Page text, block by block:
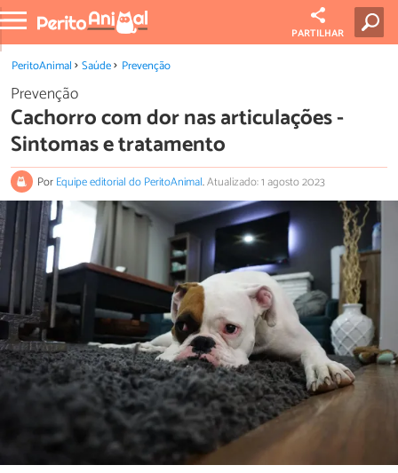
PARTILHAR
PeritoAnimal Saúde Prevenção
Prevenção
Cachorro com dor nas articulações -
Sintomas e tratamento
PorEquipe editorial do PeritoAnimal.Atualizado: 1 agosto 2023